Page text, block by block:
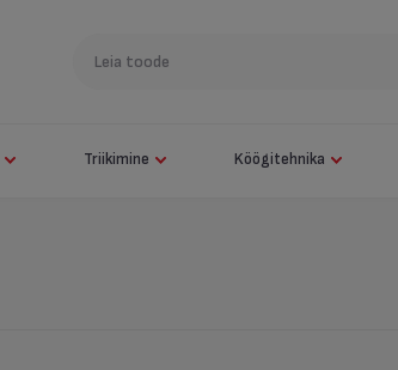
Elektrigrill Tefal OptiGrill Elite XL
Triikimine Köögitehnika